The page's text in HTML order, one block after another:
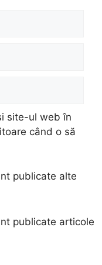
site-ul web în
când o să
publicate alte
publicate articole